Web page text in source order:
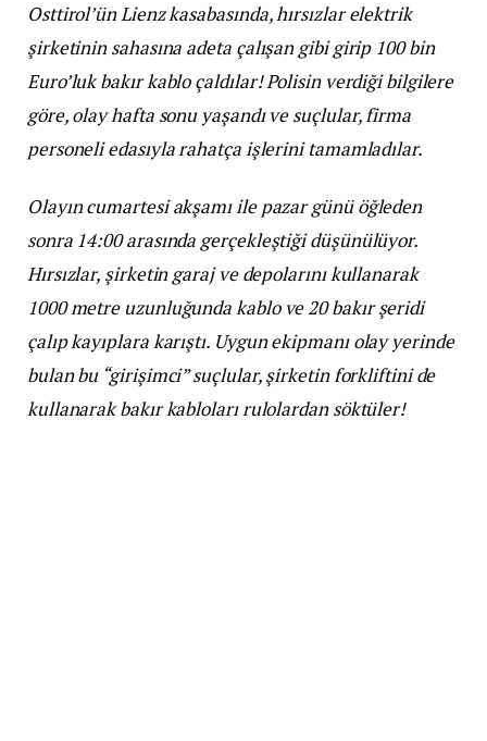
Osttirol’ün Lienz kasabasında, hırsızlar elektrik
şirketinin sahasına adeta çalışan gibi girip 100 bin
Euro’luk bakır kablo çaldılar! Polisin verdiği bilgilere
göre, olay hafta sonu yaşandı ve suçlular, firma
personeli edasıyla rahatça işlerini tamamladılar.
Olayın cumartesi akşamı ile pazar günü öğleden
sonra 14:00 arasında gerçekleştiği düşünülüyor.
Hırsızlar, şirketin garaj ve depolarını kullanarak
1000 metre uzunluğunda kablo ve 20 bakır şeridi
çalıp kayıplara karıştı. Uygun ekipmanı olay yerinde
bulan bu “girişimci” suçlular, şirketin forkliftini de
kullanarak bakır kabloları rulolardan söktüler!